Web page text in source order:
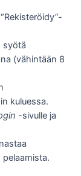
syötä
(vähintään 8
kuluessa.
-sivulle ja